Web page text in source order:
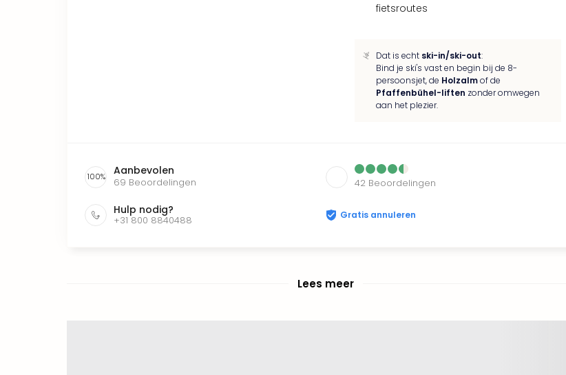
fietsroutes
Dat is echt ski-in/ski-out:
Bind je ski's vast en begin bij de 8-
persoonsjet, de Holzalmof de
Pfaffenbühel-liften zonder omwegen
aan het plezier.
100% Aanbevolen
69 Beoordelingen 42 Beoordelingen
Hulp nodig?
+31 800 8840488 Gratis annuleren
Lees meer